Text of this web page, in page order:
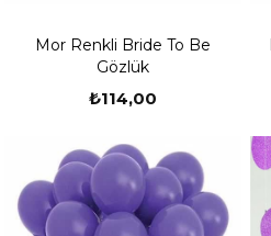
Mor Renkli Bride To Be
Gözlük
₺114,00